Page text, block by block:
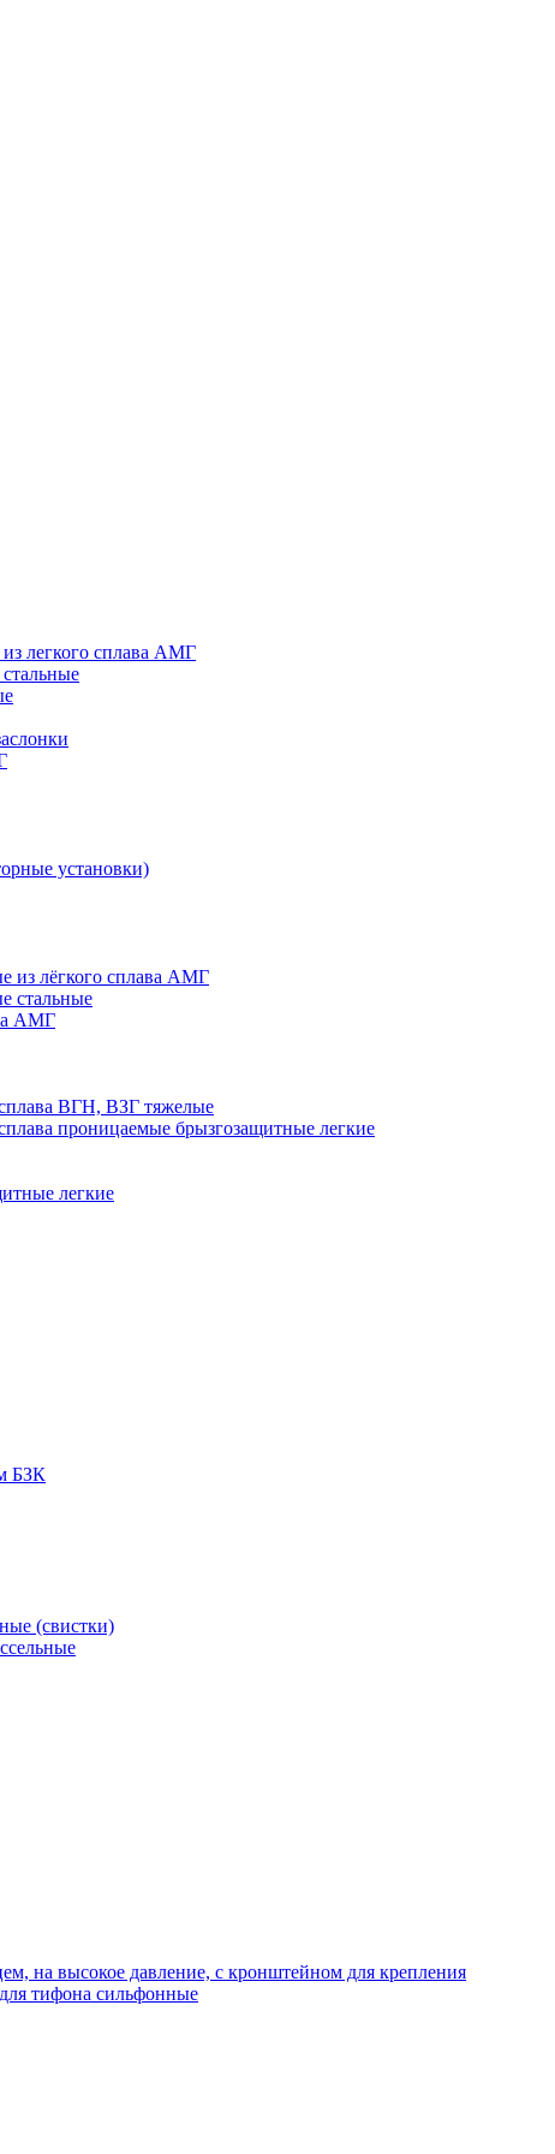
легкого сплава АМГ
установки)
из лёгкого сплава АМГ
стальные
АМГ
ВГН, ВЗГ тяжелые
проницаемые брызгозащитные легкие
легкие
БЗК
(свистки)
на высокое давление, с кронштейном для крепления
тифона сильфонные